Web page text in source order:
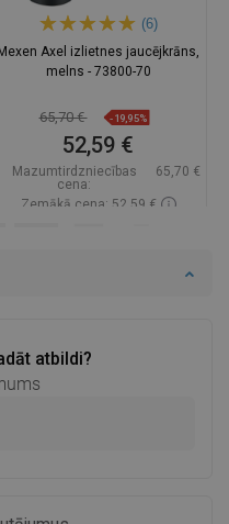
atbildi?
(6)
Mexen Axel izlietnes jaucējkrāns,
melns - 73800-70
65,70 € -19,95%
52,59 €
Mazumtirdzniecības
cena:
65,70 €
Zemākā cena: 52,59 €